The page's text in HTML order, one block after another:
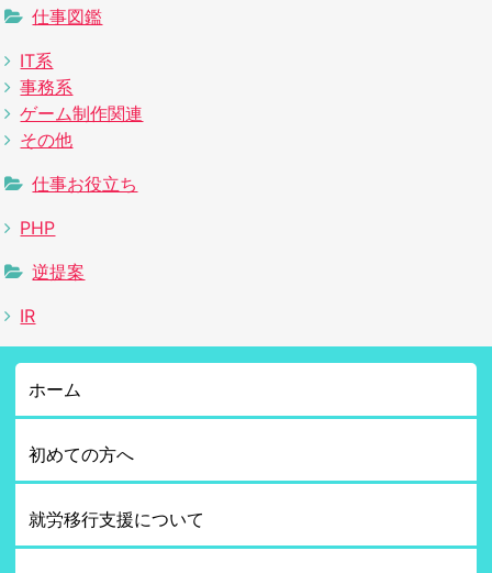
仕事図鑑
IT系
事務系
ゲーム制作関連
その他
仕事お役立ち
PHP
逆提案
IR
ホーム
初めての方へ
就労移行支援について